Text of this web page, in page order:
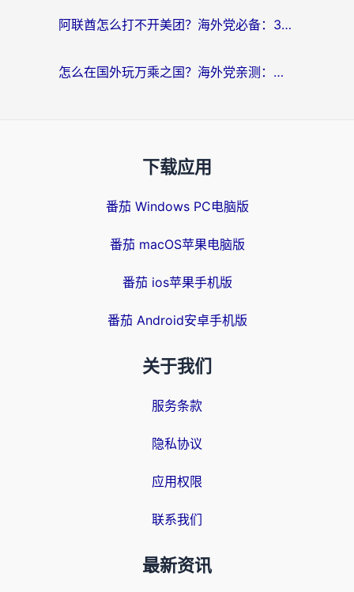
阿联酋怎么打不开美团？海外党必备：3步解决回国追剧、看球、刷B站的全部烦恼
怎么在国外玩万乘之国？海外党亲测：突破限制的3个实用技巧
下载应用
番茄 Windows PC电脑版
番茄 macOS苹果电脑版
番茄 ios苹果手机版
番茄 Android安卓手机版
关于我们
服务条款
隐私协议
应用权限
联系我们
最新资讯